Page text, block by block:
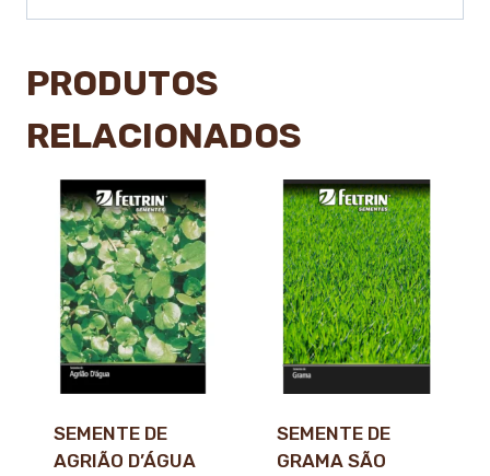
PRODUTOS
RELACIONADOS
SEMENTE DE
AGRIÃO D’ÁGUA
SEMENTE DE
GRAMA SÃO